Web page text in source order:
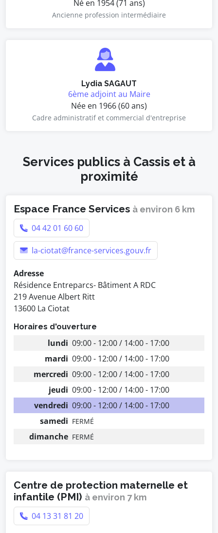
Né en 1954 (71 ans)
Ancienne profession intermédiaire
Lydia SAGAUT
6ème adjoint au Maire
Née en 1966 (60 ans)
Cadre administratif et commercial d'entreprise
Services publics à Cassis et à
proximité
Espace France Services à environ 6 km
04 42 01 60 60
la-ciotat@france-services.gouv.fr
Adresse
Résidence Entreparcs- Bâtiment A RDC
219 Avenue Albert Ritt
13600 La Ciotat
Horaires d'ouverture
lundi 09:00 - 12:00 / 14:00 - 17:00
mardi 09:00 - 12:00 / 14:00 - 17:00
mercredi 09:00 - 12:00 / 14:00 - 17:00
jeudi 09:00 - 12:00 / 14:00 - 17:00
vendredi 09:00 - 12:00 / 14:00 - 17:00
samedi FERMÉ
dimanche FERMÉ
Centre de protection maternelle et
infantile (PMI) à environ 7 km
04 13 31 81 20